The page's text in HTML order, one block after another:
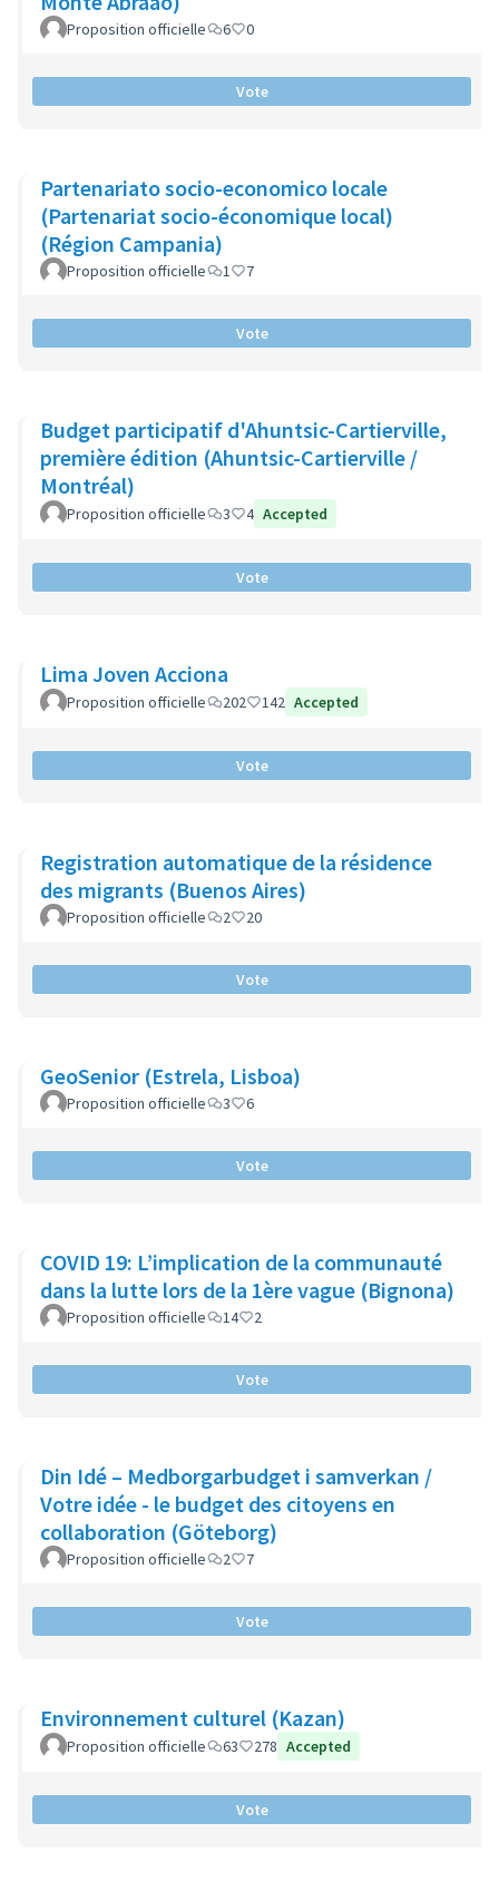
Proposition officielle 6 0
Vote
Partenariato socio-economico locale
(Partenariat socio-économique local)
(Région Campania)
Proposition officielle 1 7
Vote
Budget participatif d'Ahuntsic-Cartierville,
première édition (Ahuntsic-Cartierville /
Montréal)
Proposition officielle 3 4 Accepted
Vote
Lima Joven Acciona
Proposition officielle 202 142 Accepted
Vote
Registration automatique de la résidence
des migrants (Buenos Aires)
Proposition officielle 2 20
Vote
GeoSenior (Estrela, Lisboa)
Proposition officielle 3 6
Vote
COVID 19: L’implication de la communauté
dans la lutte lors de la 1ère vague (Bignona)
Proposition officielle 14 2
Vote
Din Idé – Medborgarbudget i samverkan /
Votre idée - le budget des citoyens en
collaboration (Göteborg)
Proposition officielle 2 7
Vote
Environnement culturel (Kazan)
Proposition officielle 63 278 Accepted
Vote